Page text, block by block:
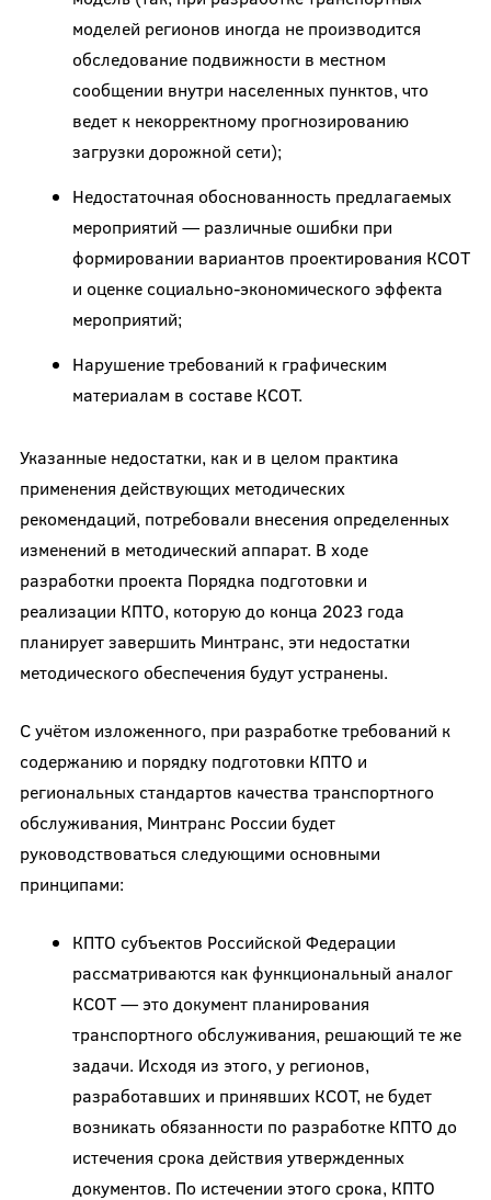
моделей регионов иногда не производится
обследование подвижности в местном
сообщении внутри населенных пунктов, что
ведет к некорректному прогнозированию
загрузки дорожной сети);
Недостаточная обоснованность предлагаемых
мероприятий — различные ошибки при
формировании вариантов проектирования КСОТ
и оценке социально-экономического эффекта
мероприятий;
Нарушение требований к графическим
материалам в составе КСОТ.
Указанные недостатки, как и в целом практика
применения действующих методических
рекомендаций, потребовали внесения определенных
изменений в методический аппарат. В ходе
разработки проекта Порядка подготовки и
реализации КПТО, которую до конца 2023 года
планирует завершить Минтранс, эти недостатки
методического обеспечения будут устранены.
С учётом изложенного, при разработке требований к
содержанию и порядку подготовки КПТО и
региональных стандартов качества транспортного
обслуживания, Минтранс России будет
руководствоваться следующими основными
принципами:
КПТО субъектов Российской Федерации
рассматриваются как функциональный аналог
КСОТ — это документ планирования
транспортного обслуживания, решающий те же
задачи. Исходя из этого, у регионов,
разработавших и принявших КСОТ, не будет
возникать обязанности по разработке КПТО до
истечения срока действия утвержденных
документов. По истечении этого срока, КПТО